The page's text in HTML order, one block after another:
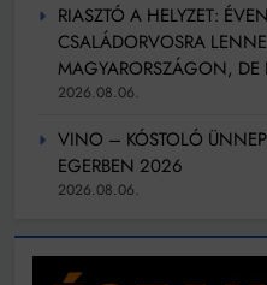
RIASZTÓ A HELYZET:
CSALÁDORVOSRA
MAGYARORSZÁGON, DE
2026.08.06.
VINO – KÓSTOLÓ
EGERBEN 2026
2026.08.06.